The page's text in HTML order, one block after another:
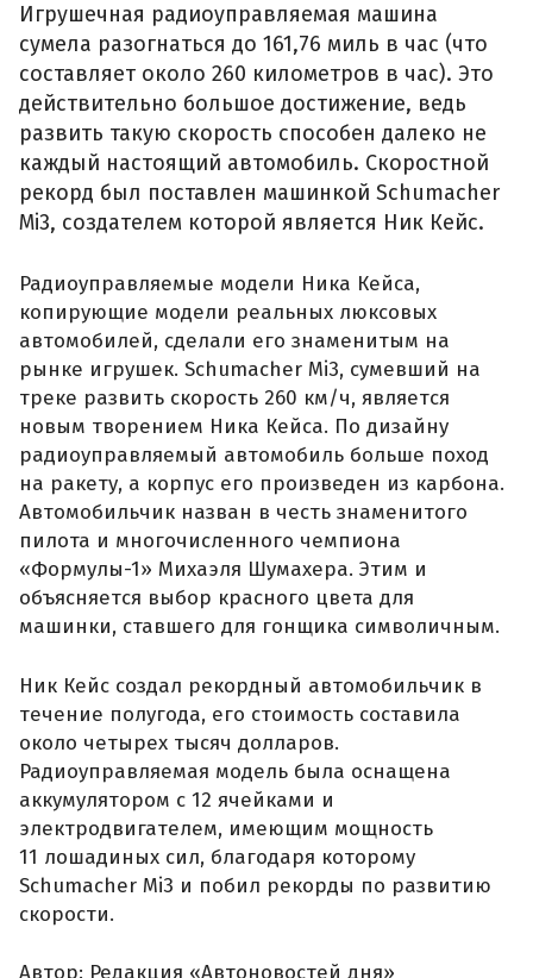
Игрушечная радиоуправляемая машина
сумела разогнаться до 161,76 миль в час (что
составляет около 260 километров в час). Это
действительно большое достижение, ведь
развить такую скорость способен далеко не
каждый настоящий автомобиль. Скоростной
рекорд был поставлен машинкой Schumacher
Mi3, создателем которой является Ник Кейс.
Радиоуправляемые модели Ника Кейса,
копирующие модели реальных люксовых
автомобилей, сделали его знаменитым на
рынке игрушек. Schumacher Mi3, сумевший на
треке развить скорость 260 км/ч, является
новым творением Ника Кейса. По дизайну
радиоуправляемый автомобиль больше поход
на ракету, а корпус его произведен из карбона.
Автомобильчик назван в честь знаменитого
пилота и многочисленного чемпиона
«Формулы-1» Михаэля Шумахера. Этим и
объясняется выбор красного цвета для
машинки, ставшего для гонщика символичным.
Ник Кейс создал рекордный автомобильчик в
течение полугода, его стоимость составила
около четырех тысяч долларов.
Радиоуправляемая модель была оснащена
аккумулятором с 12 ячейками и
электродвигателем, имеющим мощность
11 лошадиных сил, благодаря которому
Schumacher Mi3 и побил рекорды по развитию
скорости.